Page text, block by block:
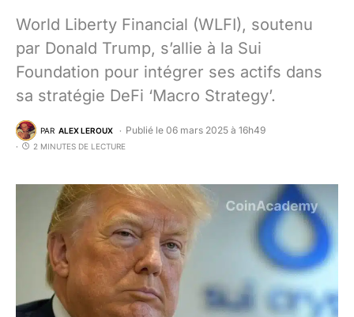
World Liberty Financial (WLFI), soutenu
par Donald Trump, s’allie à la Sui
Foundation pour intégrer ses actifs dans
sa stratégie DeFi ‘Macro Strategy’.
PAR ALEX LEROUX Publié le 06 mars 2025 à 16h49
2 MINUTES DE LECTURE